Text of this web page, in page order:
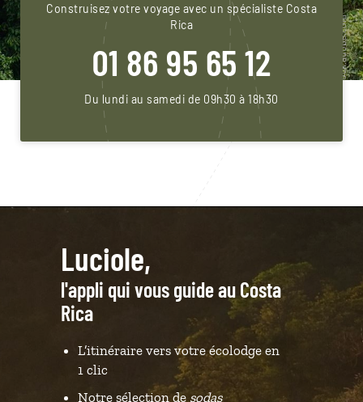
Construisez votre voyage avec un spécialiste Costa
Rica
01 86 95 65 12
Du lundi au samedi de 09h30 à 18h30
Luciole,
l'appli qui vous guide au Costa
Rica
L’itinéraire vers votre écolodge en
1 clic
Notre sélection de sodas